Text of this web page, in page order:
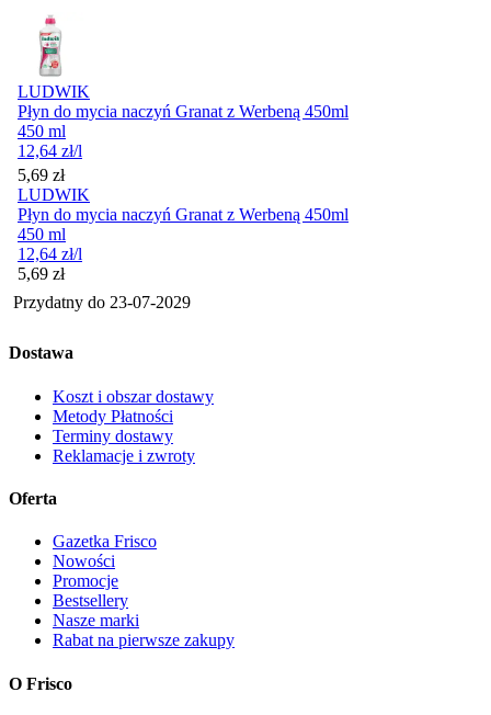
LUDWIK
Płyn do mycia naczyń Granat z Werbeną 450ml
450 ml
12,64 zł/l
Cena
5,69 zł
LUDWIK
Płyn do mycia naczyń Granat z Werbeną 450ml
450 ml
12,64 zł/l
Cena
5,69 zł
Przydatny do 23-07-2029
Dostawa
Koszt i obszar dostawy
Metody Płatności
Terminy dostawy
Reklamacje i zwroty
Oferta
Gazetka Frisco
Nowości
Promocje
Bestsellery
Nasze marki
Rabat na pierwsze zakupy
O Frisco